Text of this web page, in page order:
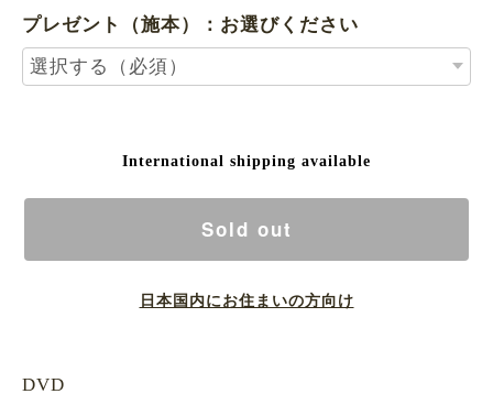
プレゼント（施本）：お選びください
International shipping available
Sold out
日本国内にお住まいの方向け
DVD